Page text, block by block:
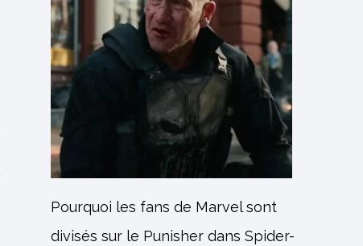
Pourquoi les fans de Marvel sont
divisés sur le Punisher dans Spider-